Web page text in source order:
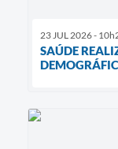
23 JUL 2026 -
SAÚDE